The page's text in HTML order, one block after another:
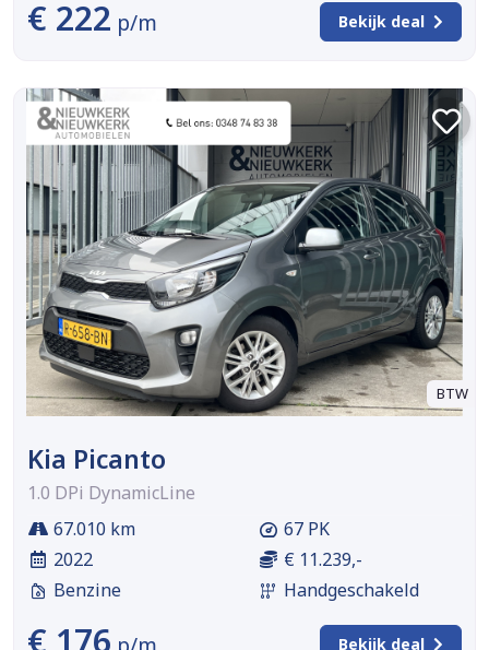
€ 222 p/m Bekijk deal
BTW
Kia Picanto
1.0 DPi DynamicLine
67.010 km
2022
Benzine
67 PK
€ 11.239,-
Handgeschakeld
€ 176 Bekijk deal